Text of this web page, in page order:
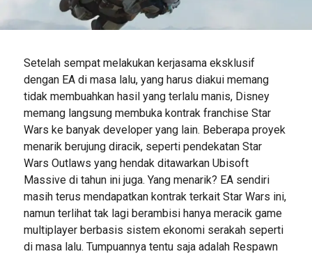
Setelah sempat melakukan kerjasama eksklusif
dengan EA di masa lalu, yang harus diakui memang
tidak membuahkan hasil yang terlalu manis, Disney
memang langsung membuka kontrak franchise Star
Wars ke banyak developer yang lain. Beberapa proyek
menarik berujung diracik, seperti pendekatan Star
Wars Outlaws yang hendak ditawarkan Ubisoft
Massive di tahun ini juga. Yang menarik? EA sendiri
masih terus mendapatkan kontrak terkait Star Wars ini,
namun terlihat tak lagi berambisi hanya meracik game
multiplayer berbasis sistem ekonomi serakah seperti
di masa lalu. Tumpuannya tentu saja adalah Respawn